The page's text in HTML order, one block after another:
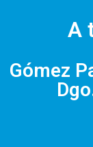
A
Gómez